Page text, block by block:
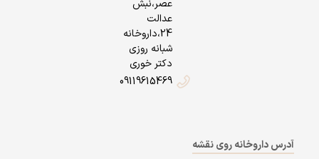
عصر،نبش
عدالت
24،داروخانه
شبانه روزی
دکتر خوری
09119615469
آدرس داروخانه روی نقشه